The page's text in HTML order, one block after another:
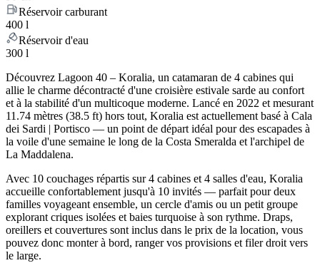
Réservoir carburant
400 l
Réservoir d'eau
300 l
Découvrez Lagoon 40 – Koralia, un catamaran de 4 cabines qui
allie le charme décontracté d'une croisière estivale sarde au confort
et à la stabilité d'un multicoque moderne. Lancé en 2022 et mesurant
11.74 mètres (38.5 ft) hors tout, Koralia est actuellement basé à Cala
dei Sardi | Portisco — un point de départ idéal pour des escapades à
la voile d'une semaine le long de la Costa Smeralda et l'archipel de
La Maddalena.
Avec 10 couchages répartis sur 4 cabines et 4 salles d'eau, Koralia
accueille confortablement jusqu'à 10 invités — parfait pour deux
familles voyageant ensemble, un cercle d'amis ou un petit groupe
explorant criques isolées et baies turquoise à son rythme. Draps,
oreillers et couvertures sont inclus dans le prix de la location, vous
pouvez donc monter à bord, ranger vos provisions et filer droit vers
le large.